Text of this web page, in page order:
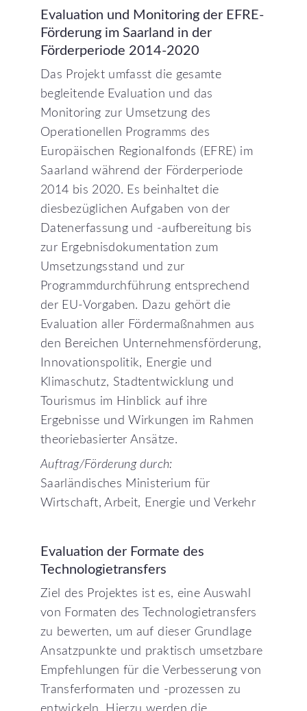
Evaluation und Monitoring der EFRE-
Förderung im Saarland in der
Förderperiode 2014-2020
Das Projekt umfasst die gesamte
begleitende Evaluation und das
Monitoring zur Umsetzung des
Operationellen Programms des
Europäischen Regionalfonds (EFRE) im
Saarland während der Förderperiode
2014 bis 2020. Es beinhaltet die
diesbezüglichen Aufgaben von der
Datenerfassung und -aufbereitung bis
zur Ergebnisdokumentation zum
Umsetzungsstand und zur
Programmdurchführung entsprechend
der EU-Vorgaben. Dazu gehört die
Evaluation aller Fördermaßnahmen aus
den Bereichen Unternehmensförderung,
Innovationspolitik, Energie und
Klimaschutz, Stadtentwicklung und
Tourismus im Hinblick auf ihre
Ergebnisse und Wirkungen im Rahmen
theoriebasierter Ansätze.
Auftrag/Förderung durch:
Saarländisches Ministerium für
Wirtschaft, Arbeit, Energie und Verkehr
Evaluation der Formate des
Technologietransfers
Ziel des Projektes ist es, eine Auswahl
von Formaten des Technologietransfers
zu bewerten, um auf dieser Grundlage
Ansatzpunkte und praktisch umsetzbare
Empfehlungen für die Verbesserung von
Transferformaten und -prozessen zu